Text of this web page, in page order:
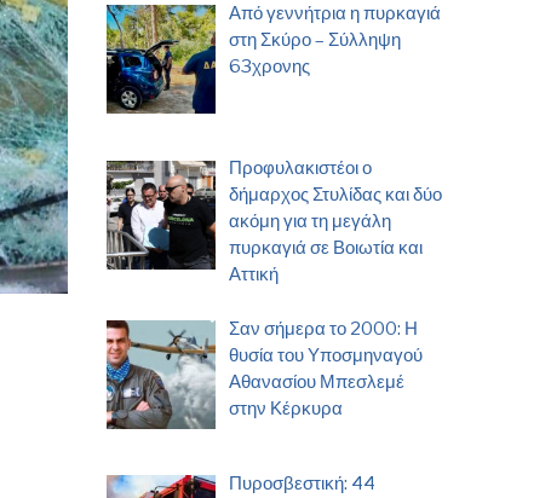
Από γεννήτρια η πυρκαγιά
στη Σκύρο – Σύλληψη
63χρονης
Προφυλακιστέοι ο
δήμαρχος Στυλίδας και δύο
ακόμη για τη μεγάλη
πυρκαγιά σε Βοιωτία και
Αττική
Σαν σήμερα το 2000: Η
θυσία του Υποσμηναγού
Αθανασίου Μπεσλεμέ
στην Κέρκυρα
Πυροσβεστική: 44